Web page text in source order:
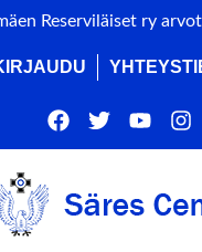
Reserviläiset ry